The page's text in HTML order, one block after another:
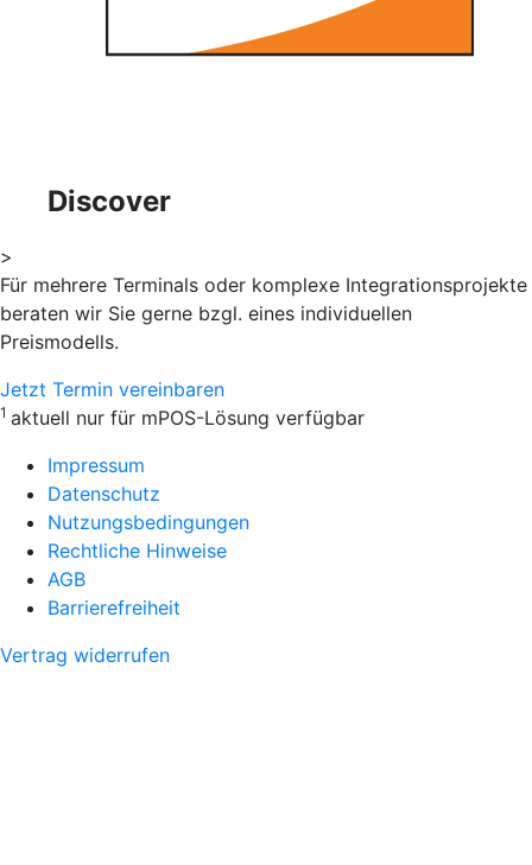
Discover
>
Für mehrere Terminals oder komplexe Integrationsprojekte
beraten wir Sie gerne bzgl. eines individuellen
Preismodells.
Jetzt Termin vereinbaren
1 aktuell nur für mPOS-Lösung verfügbar
Impressum
Datenschutz
Nutzungsbedingungen
Rechtliche Hinweise
AGB
Barrierefreiheit
Vertrag widerrufen